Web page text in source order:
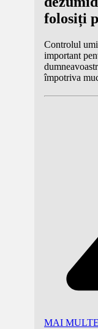
folosiți
Controlul
important
împotriva
MAI